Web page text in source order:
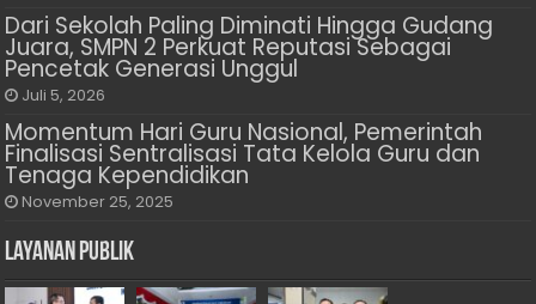
Dari Sekolah Paling Diminati Hingga Gudang
Juara, SMPN 2 Perkuat Reputasi Sebagai
Pencetak Generasi Unggul
Juli 5, 2026
Momentum Hari Guru Nasional, Pemerintah
Finalisasi Sentralisasi Tata Kelola Guru dan
Tenaga Kependidikan
November 25, 2025
Layanan Publik